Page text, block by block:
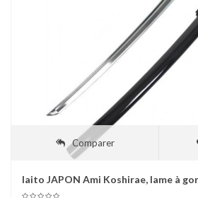
Comparer
Iaito JAPON Ami Koshirae, lame à